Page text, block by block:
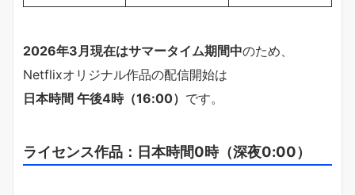
2026年3月現在はサマータイム期間中のため、
Netflixオリジナル作品の配信開始は
日本時間 午後4時（16:00） です。
ライセンス作品：日本時間0時（深夜0:00）